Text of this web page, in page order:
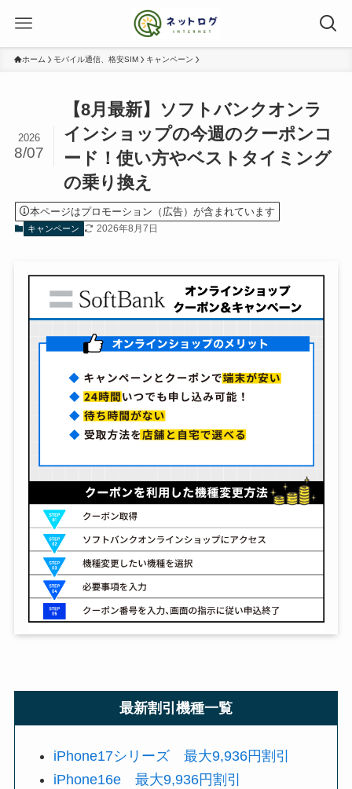
ホーム モバイル通信、格安SIM キャンペーン
【8月最新】ソフトバンクオンラ
インショップの今週のクーポンコ
ード！使い方やベストタイミング
の乗り換え
2026
8/07
本ページはプロモーション（広告）が含まれています
キャンペーン 2026年8月7日
最新割引機種一覧
iPhone17シリーズ最大9,936円割引
iPhone16e最大9,936円割引